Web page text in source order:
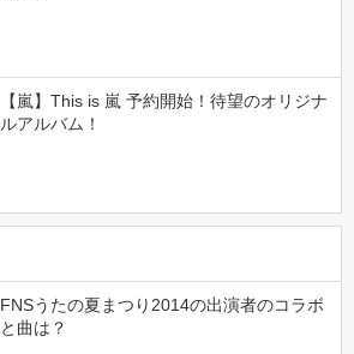
【嵐】This is 嵐 予約開始！待望のオリジナ
ルアルバム！
FNSうたの夏まつり2014の出演者のコラボ
と曲は？